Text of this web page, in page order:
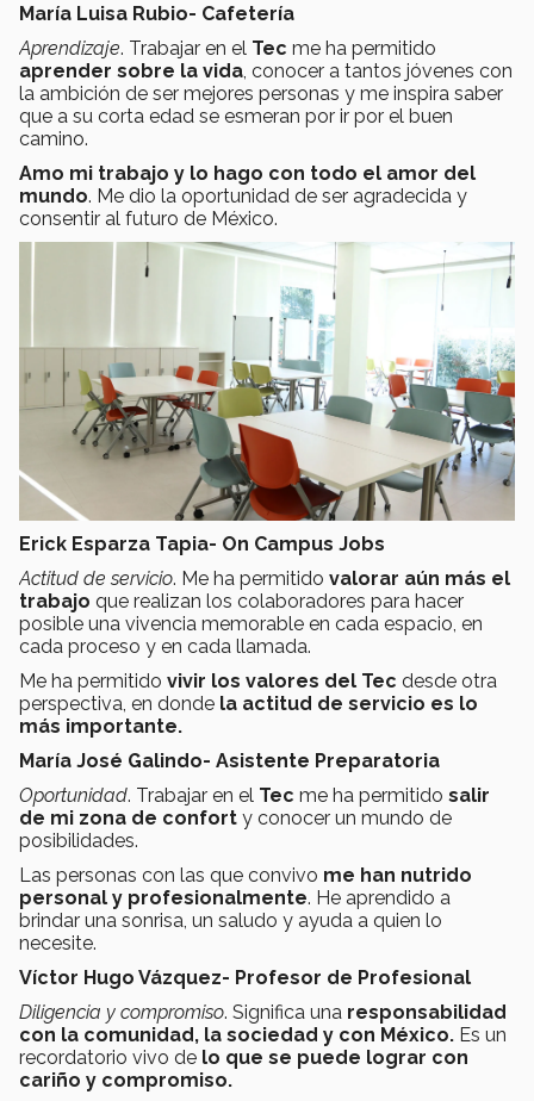
María Luisa Rubio- Cafetería
Aprendizaje. Trabajar en el Tec me ha permitido
aprender sobre la vida , conocer a tantos jóvenes con
la ambición de ser mejores personas y me inspira saber
que a su corta edad se esmeran por ir por el buen
camino.
Amo mi trabajo y lo hago con todo el amor del
mundo. Me dio la oportunidad de ser agradecida y
consentir al futuro de México.
Erick Esparza Tapia- On Campus Jobs
Actitud de servicio. Me ha permitido valorar aún más el
trabajo que realizan los colaboradores para hacer
posible una vivencia memorable en cada espacio, en
cada proceso y en cada llamada.
Me ha permitido vivir los valores del Tec desde otra
perspectiva, en donde la actitud de servicio es lo
más importante.
María José Galindo- Asistente Preparatoria
Oportunidad. Trabajar en el Tec me ha permitido salir
de mi zona de confort y conocer un mundo de
posibilidades.
Las personas con las que convivo me han nutrido
personal y profesionalmente. He aprendido a
brindar una sonrisa, un saludo y ayuda a quien lo
necesite.
Víctor Hugo Vázquez- Profesor de Profesional
Diligencia y compromiso. Significa una responsabilidad
con la comunidad, la sociedad y con México. Es un
recordatorio vivo de lo que se puede lograr con
cariño y compromiso.